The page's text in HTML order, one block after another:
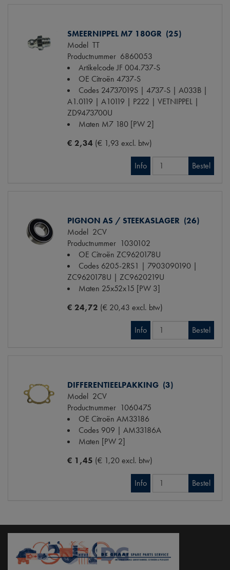
SMEERNIPPEL M7 180GR (25)
Model TT
Productnummer 6860053
Artikelcode JF004.737-S
OE Citroën 4737-S
Codes 24737019S | 4737-S | A033B |
A1.0119 | A10119 | P222 | VETNIPPEL |
ZD9473700U
Maten M7 180 [PW 2]
€ 2,34 (€ 1,93 excl. btw)
Info Bestel
PIGNON AS / STEEKASLAGER (26)
Model 2CV
Productnummer 1030102
OE Citroën ZC9620178U
Codes 6205-2RS1 | 7903090190 |
ZC9620178U | ZC9620219U
Maten 25x52x15 [PW 3]
€ 24,72 (€ 20,43 excl. btw)
Info Bestel
DIFFERENTIEELPAKKING (3)
Model 2CV
Productnummer 1060475
OE Citroën AM33186
Codes 909 | AM33186A
Maten [PW 2]
€ 1,45 (€ 1,20 excl. btw)
Info Bestel